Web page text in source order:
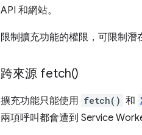
API 和網站。
限制擴充功能的權限，可限制潛
跨來源 fetch()
擴充功能只能使用 fetch() 和
兩項呼叫都會遭到 Service